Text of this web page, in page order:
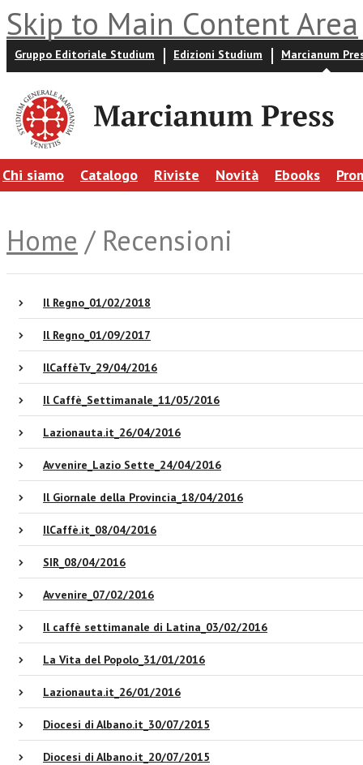
Skip to Main Content Area
Gruppo Editoriale Studium Edizioni Studium Marcianum
Chi siamo Catalogo Riviste Novità Ebooks
Home / Recensioni
Il Regno_01/02/2018
Il Regno_01/09/2017
IlCaffèTv_29/04/2016
Il Caffè_Settimanale_11/05/2016
Lazionauta.it_26/04/2016
Avvenire_Lazio Sette_24/04/2016
Il Giornale della Provincia_18/04/2016
IlCaffè.it_08/04/2016
SIR_08/04/2016
Avvenire_07/02/2016
Il caffè settimanale di Latina_03/02/2016
La Vita del Popolo_31/01/2016
Lazionauta.it_26/01/2016
Diocesi di Albano.it_30/07/2015
Diocesi di Albano.it_20/07/2015